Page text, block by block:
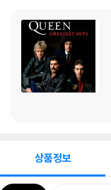
상품정보